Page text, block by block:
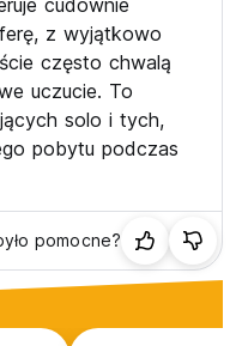
cudownie
z wyjątkowo
często chwalą
uczucie. To
solo i tych,
pobytu podczas
pomocne?